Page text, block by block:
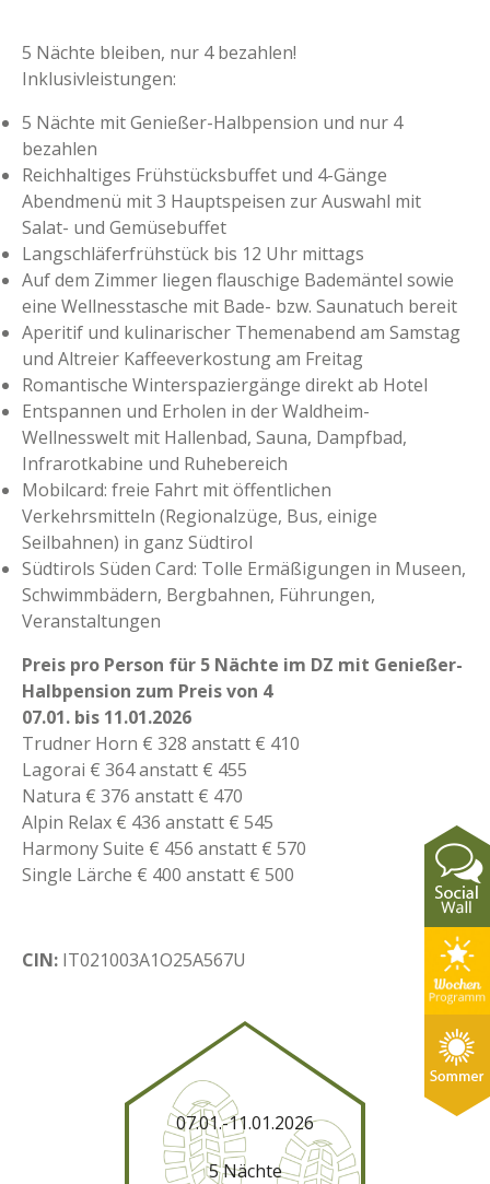
5 Nächte bleiben, nur 4 bezahlen!
Inklusivleistungen:
5 Nächte mit Genießer-Halbpension und nur 4
bezahlen
Reichhaltiges Frühstücksbuffet und 4-Gänge
Abendmenü mit 3 Hauptspeisen zur Auswahl mit
Salat- und Gemüsebuffet
Langschläferfrühstück bis 12 Uhr mittags
Auf dem Zimmer liegen flauschige Bademäntel sowie
eine Wellnesstasche mit Bade- bzw. Saunatuch bereit
Aperitif und kulinarischer Themenabend am Samstag
und Altreier Kaffeeverkostung am Freitag
Romantische Winterspaziergänge direkt ab Hotel
Entspannen und Erholen in der Waldheim-
Wellnesswelt mit Hallenbad, Sauna, Dampfbad,
Infrarotkabine und Ruhebereich
Mobilcard: freie Fahrt mit öffentlichen
Verkehrsmitteln (Regionalzüge, Bus, einige
Seilbahnen) in ganz Südtirol
Südtirols Süden Card: Tolle Ermäßigungen in Museen,
Schwimmbädern, Bergbahnen, Führungen,
Veranstaltungen
Preis pro Person für 5 Nächte im DZ mit Genießer-
Halbpension zum Preis von 4
07.01. bis 11.01.2026
Trudner Horn € 328 anstatt € 410
Lagorai € 364 anstatt € 455
Natura € 376 anstatt € 470
Alpin Relax € 436 anstatt € 545
Harmony Suite € 456 anstatt € 570
Single Lärche € 400 anstatt € 500
CIN: IT021003A1O25A567U
07.01.-11.01.2026
5 Nächte